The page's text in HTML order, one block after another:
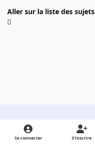
Aller sur la liste des sujets
Light ModeDark ModeSystem Preference
Se connecter S’inscrire